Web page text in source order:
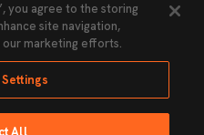
Política de Privacidad
you agree to the storing
site navigation,
our marketing efforts.
All